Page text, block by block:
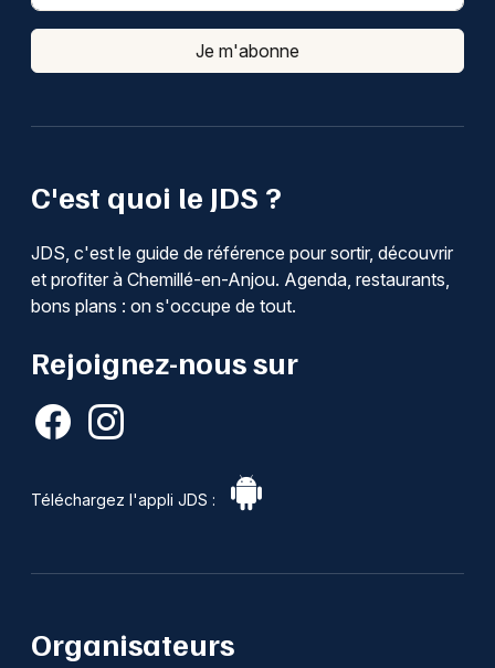
C'est quoi le JDS ?
JDS, c'est le guide de référence pour sortir, découvrir
et profiter à Chemillé-en-Anjou. Agenda, restaurants,
bons plans : on s'occupe de tout.
Rejoignez-nous sur
Téléchargez l'appli JDS :
Je m'abonne
Organisateurs